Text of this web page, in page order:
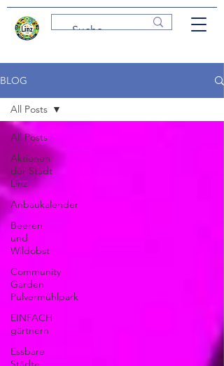
BLOG
All Posts
Aktionen
der Stadt
Linz
Anbaukalender
Beeren
und
Wildobst
Community
Garden
Pulvermühlpark
EINFACH
gärtnern
Essbare
All Posts